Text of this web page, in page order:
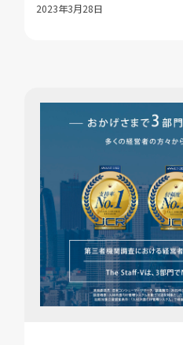
2023年3月28日